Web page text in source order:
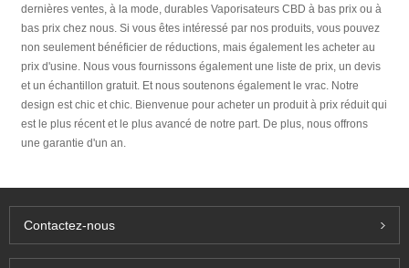
dernières ventes, à la mode, durables Vaporisateurs CBD à bas prix ou à
bas prix chez nous. Si vous êtes intéressé par nos produits, vous pouvez
non seulement bénéficier de réductions, mais également les acheter au
prix d'usine. Nous vous fournissons également une liste de prix, un devis
et un échantillon gratuit. Et nous soutenons également le vrac. Notre
design est chic et chic. Bienvenue pour acheter un produit à prix réduit qui
est le plus récent et le plus avancé de notre part. De plus, nous offrons
une garantie d'un an.
Contactez-nous